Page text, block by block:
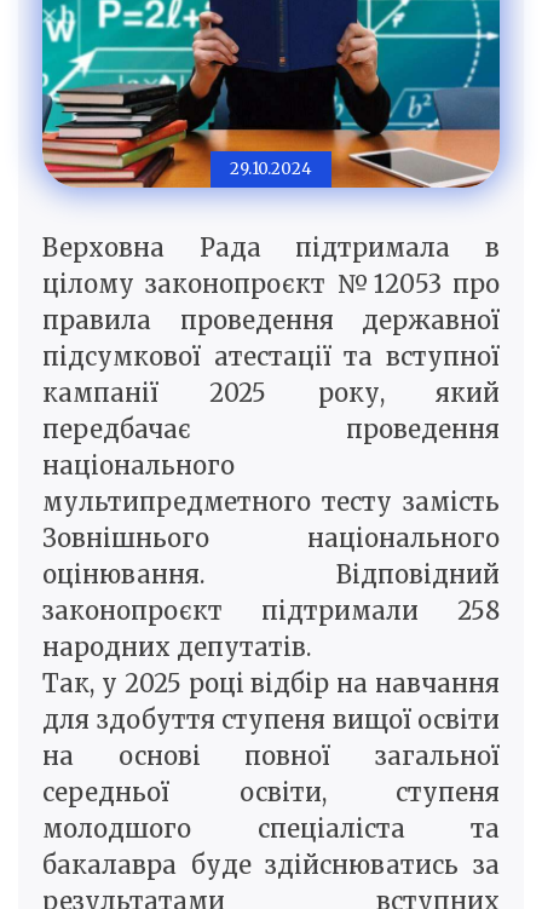
29.10.2024
Верховна Рада підтримала в
цілому законопроєкт №12053 про
правила проведення державної
підсумкової атестації та вступної
кампанії 2025 року, який
передбачає проведення
національного
мультипредметного тесту замість
Зовнішнього національного
оцінювання. Відповідний
законопроєкт підтримали 258
народних депутатів.
Так, у 2025 році відбір на навчання
для здобуття ступеня вищої освіти
на основі повної загальної
середньої освіти, ступеня
молодшого спеціаліста та
бакалавра буде здійснюватись за
результатами вступних